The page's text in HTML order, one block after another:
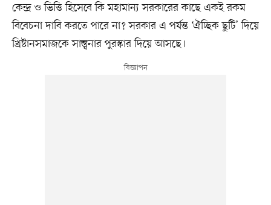
কেন্দ্র ও ভিত্তি হিসেবে কি মহামান্য সরকারের কাছে একই রকম
বিবেচনা দাবি করতে পারে না? সরকার এ পর্যন্ত ‘ঐচ্ছিক ছুটি’ দিয়ে
খ্রিষ্টানসমাজকে সান্ত্বনার পুরস্কার দিয়ে আসছে।